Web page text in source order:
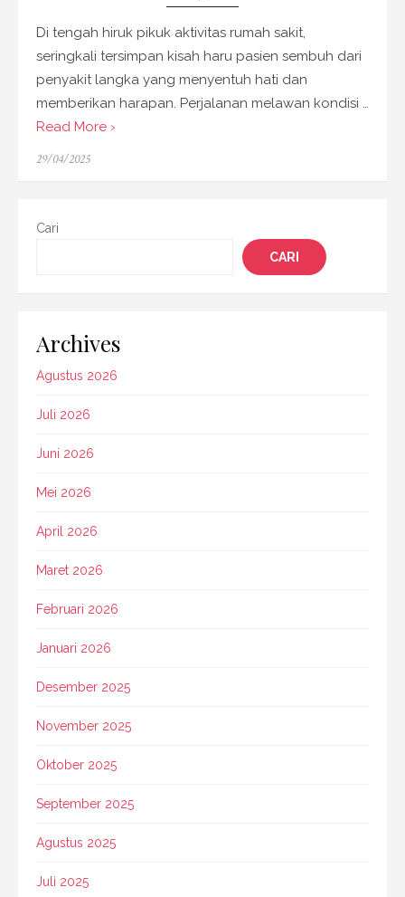
Di tengah hiruk pikuk aktivitas rumah sakit,
seringkali tersimpan kisah haru pasien sembuh dari
penyakit langka yang menyentuh hati dan
memberikan harapan. Perjalanan melawan kondisi …
Read More ›
Posted
29/04/2025
Cari
CARI
Archives
Agustus 2026
Juli 2026
Juni 2026
Mei 2026
April 2026
Maret 2026
Februari 2026
Januari 2026
Desember 2025
November 2025
Oktober 2025
September 2025
Agustus 2025
Juli 2025